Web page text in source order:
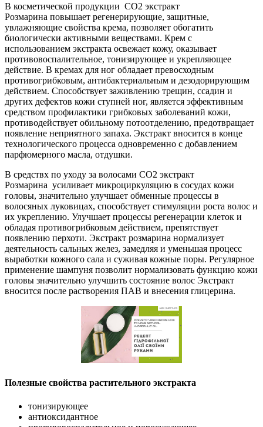
В косметической продукции СО2 экстракт
Розмарина повышает регенерирующие, защитные,
увлажняющие свойства крема, позволяет обогатить
биологически активными веществами. Крем с
использованием экстракта освежает кожу, оказывает
противовоспалительное, тонизирующее и укрепляющее
действие. В кремах для ног обладает превосходным
противогрибковым, антибактериальным и дезодорирующим
действием. Способствует заживлению трещин, ссадин и
других дефектов кожи ступней ног, является эффективным
средством профилактики грибковых заболеваний кожи,
противодействует обильному потоотделению, предотвращает
появление неприятного запаха. Экстракт вносится в конце
технологического процесса одновременно с добавлением
парфюмерного масла, отдушки.
В средствх по уходу за волосами СО2 экстракт
Розмарина усиливает микроциркуляцию в сосудах кожи
головы, значительно улучшает обменные процессы в
волосяных луковицах, способствует стимуляции роста волос и
их укреплению. Улучшает процессы регенерации клеток и
обладая противогрибковым действием, препятствует
появлению перхоти. Экстракт розмарина нормализует
деятельность сальных желез, замедляя и уменьшая процесс
выработки кожного сала и суживая кожные поры. Регулярное
применение шампуня позволит нормализовать функцию кожи
головы значительно улучшить состояние волос Экстракт
вносится после растворения ПАВ и внесения глицерина.
Полезные свойства растительного экстракта
тонизирующее
антиоксидантное